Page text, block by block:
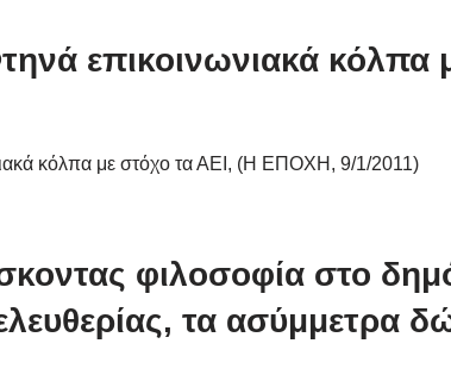
επικοινωνιακά κόλπα
κόλπα με στόχο τα ΑΕΙ, (Η ΕΠΟΧΗ, 9/1/2011)
φιλοσοφία στο
τα ασύμμετρα